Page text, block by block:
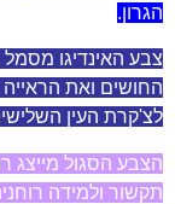
הגרון.
צבע האינדיגו
החושים ואת
לצ'קרת העין
הצבע הסגול מייצג
תקשור ולמידה